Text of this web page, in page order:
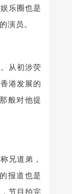
乐圈也是
演员。
从初涉荧
港发展的
般对他提
兄道弟，
报道也是
节目拍完